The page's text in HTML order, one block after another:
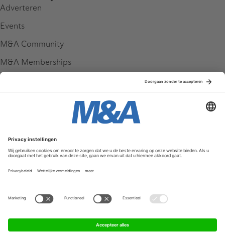
Adverteren
Events
M&A Community
M&A Memberships
Service & Contact
Contact
FAQ
Werken bij ons
Algemene Voorwaarden